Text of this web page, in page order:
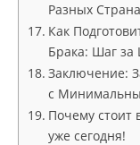
Разных
Как
Брака: Шаг за
Заключение:
с
Почему стоит
уже сегодня!